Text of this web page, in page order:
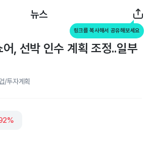
뉴스
링크를 복사해서 공유해보세요
, 선박 인수 계획 조정..일부
/투자계획